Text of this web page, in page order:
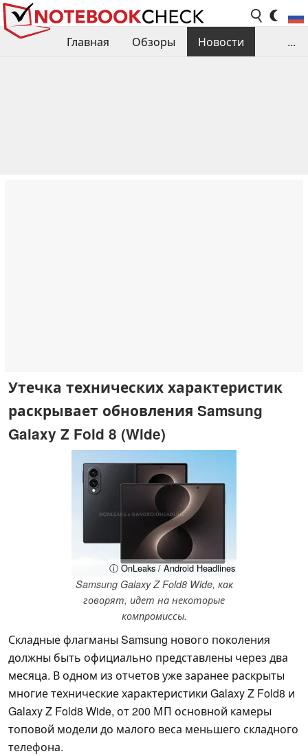
Главная Обзоры
Новости
...
Утечка технических характеристик
раскрывает обновления Samsung
Galaxy Z Fold 8 (Wide)
ⓘ OnLeaks / Android Headlines
Samsung Galaxy Z Fold8 Wide, как
говорят, идет на некоторые
компромиссы.
Складные флагманы Samsung нового поколения
должны быть официально представлены через два
месяца. В одном из отчетов уже заранее раскрыты
многие технические характеристики Galaxy Z Fold8 и
Galaxy Z Fold8 Wide, от 200 МП основной камеры
топовой модели до малого веса меньшего складного
телефона.